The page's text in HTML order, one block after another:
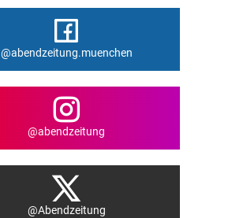
@abendzeitung.muenchen
@abendzeitung
@Abendzeitung